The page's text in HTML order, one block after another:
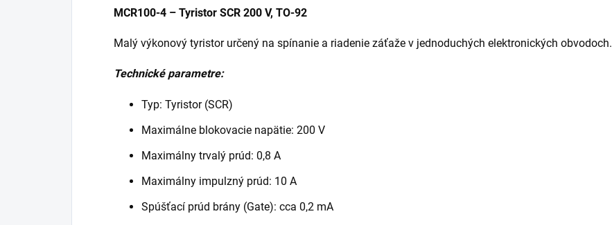
MCR100-4 – Tyristor SCR 200 V, TO-92
Malý výkonový tyristor určený na spínanie a riadenie záťaže v jednoduchých elektronických obvodoch.
Technické parametre:
Typ: Tyristor (SCR)
Maximálne blokovacie napätie: 200 V
Maximálny trvalý prúd: 0,8 A
Maximálny impulzný prúd: 10 A
Spúšťací prúd brány (Gate): cca 0,2 mA